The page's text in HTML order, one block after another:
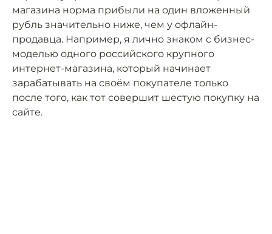
магазина норма прибыли на один вложенный
рубль значительно ниже, чем у офлайн-
продавца. Например, я лично знаком с бизнес-
моделью одного российского крупного
интернет-магазина, который начинает
зарабатывать на своём покупателе только
после того, как тот совершит шестую покупку на
сайте.